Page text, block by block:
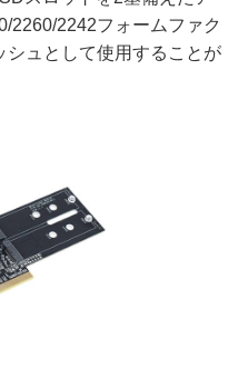
2260/2242フォームファク
シュとして使用することが